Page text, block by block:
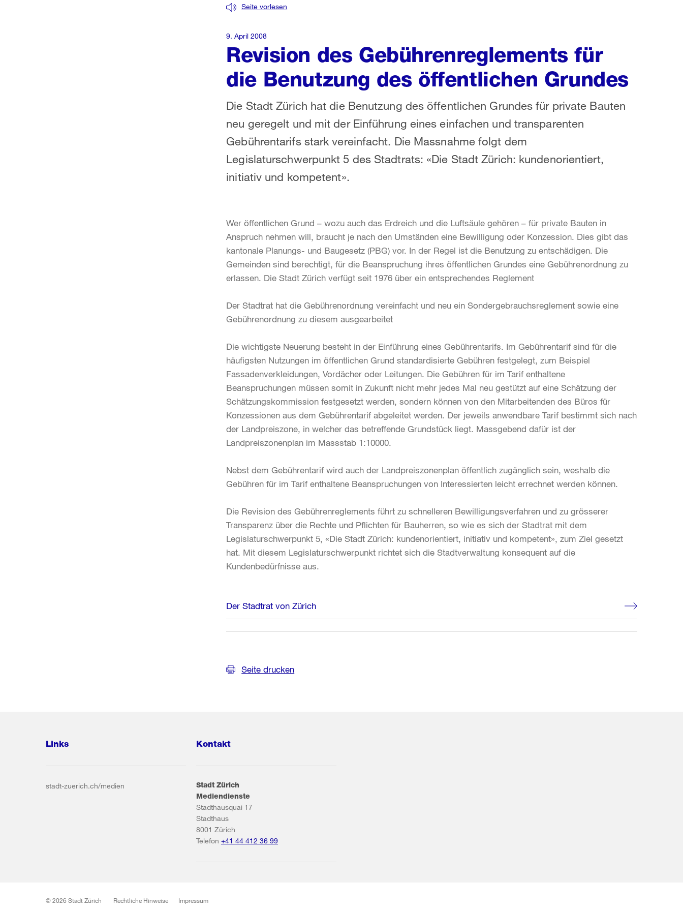
Revision des Gebührenreglements für
die Benutzung des öffentlichen Grundes
Seite vorlesen
Die Stadt Zürich hat die Benutzung des öffentlichen Grundes für private Bauten
neu geregelt und mit der Einführung eines einfachen und transparenten
Gebührentarifs stark vereinfacht. Die Massnahme folgt dem
Legislaturschwerpunkt 5 des Stadtrats: «Die Stadt Zürich: kundenorientiert,
initiativ und kompetent».
9. April 2008
Wer öffentlichen Grund – wozu auch das Erdreich und die Luftsäule gehören – für private Bauten in
Anspruch nehmen will, braucht je nach den Umständen eine Bewilligung oder Konzession. Dies gibt das
kantonale Planungs- und Baugesetz (PBG) vor. In der Regel ist die Benutzung zu entschädigen. Die
Gemeinden sind berechtigt, für die Beanspruchung ihres öffentlichen Grundes eine Gebührenordnung zu
erlassen. Die Stadt Zürich verfügt seit 1976 über ein entsprechendes Reglement
Der Stadtrat hat die Gebührenordnung vereinfacht und neu ein Sondergebrauchsreglement sowie eine
Gebührenordnung zu diesem ausgearbeitet
Die wichtigste Neuerung besteht in der Einführung eines Gebührentarifs. Im Gebührentarif sind für die
häufigsten Nutzungen im öffentlichen Grund standardisierte Gebühren festgelegt, zum Beispiel
Fassadenverkleidungen, Vordächer oder Leitungen. Die Gebühren für im Tarif enthaltene
Beanspruchungen müssen somit in Zukunft nicht mehr jedes Mal neu gestützt auf eine Schätzung der
Schätzungskommission festgesetzt werden, sondern können von den Mitarbeitenden des Büros für
Konzessionen aus dem Gebührentarif abgeleitet werden. Der jeweils anwendbare Tarif bestimmt sich nach
der Landpreiszone, in welcher das betreffende Grundstück liegt. Massgebend dafür ist der
Landpreiszonenplan im Massstab 1:10000.
Nebst dem Gebührentarif wird auch der Landpreiszonenplan öffentlich zugänglich sein, weshalb die
Gebühren für im Tarif enthaltene Beanspruchungen von Interessierten leicht errechnet werden können.
Die Revision des Gebührenreglements führt zu schnelleren Bewilligungsverfahren und zu grösserer
Transparenz über die Rechte und Pflichten für Bauherren, so wie es sich der Stadtrat mit dem
Legislaturschwerpunkt 5, «Die Stadt Zürich: kundenorientiert, initiativ und kompetent», zum Ziel gesetzt
hat. Mit diesem Legislaturschwerpunkt richtet sich die Stadtverwaltung konsequent auf die
Kundenbedürfnisse aus.
Weitere
Informationen
Der Stadtrat von Zürich
Seite drucken
Links
stadt-zuerich.ch/medien
Kontakt
Stadt Zürich
Mediendienste
Stadthausquai 17
Stadthaus
8001 Zürich
Telefon +41 44 412 36 99
© 2026 Stadt Zürich Rechtliche Hinweise Impressum